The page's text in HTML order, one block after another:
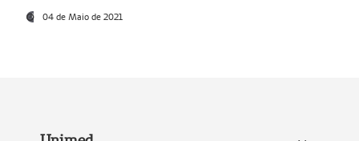
04 de Maio de 2021